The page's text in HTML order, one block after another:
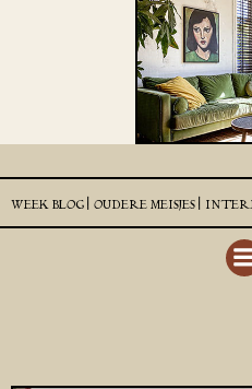
WEEK BLOG | OUDERE MEISJES |